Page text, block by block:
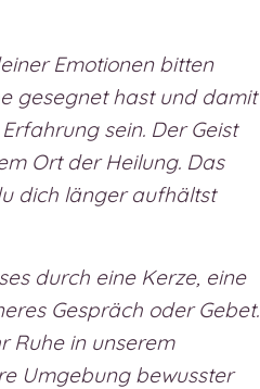
Emotionen bitten
gesegnet hast und damit
sein. Der Geist
Ort der Heilung. Das
dich länger aufhältst
durch eine Kerze, eine
Gespräch oder Gebet.
Ruhe in unserem
Umgebung bewusster